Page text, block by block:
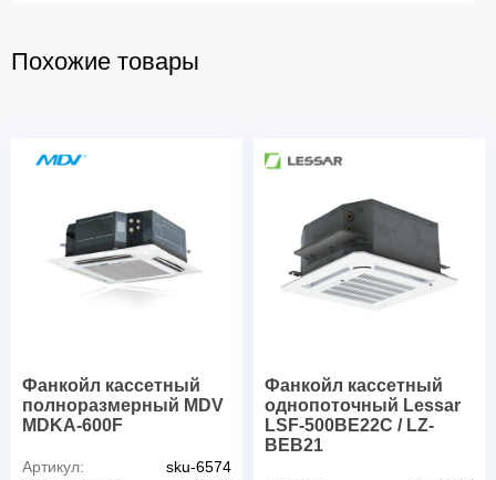
Похожие товары
Фанкойл кассетный
полноразмерный MDV
MDKA-600F
Артикул:
sku-6574
Фанкойл кассетный
однопоточный Lessar
LSF-500BE22C / LZ-
BEB21